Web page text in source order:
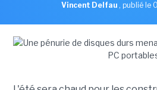
Vincent Delfau , publié le